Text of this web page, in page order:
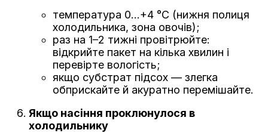
температура 0…+4 °C (нижня полиця
холодильника, зона овочів);
раз на 1–2 тижні провітрюйте:
відкрийте пакет на кілька хвилин і
перевірте вологість;
якщо субстрат підсох — злегка
обприскайте й акуратно перемішайте.
Якщо насіння проклюнулося в
холодильнику